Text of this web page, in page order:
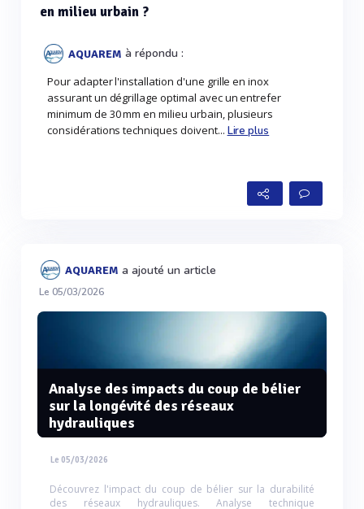
en milieu urbain ?
AQUAREM à répondu :
Pour adapter l'installation d'une grille en inox
assurant un dégrillage optimal avec un entrefer
minimum de 30 mm en milieu urbain, plusieurs
considérations techniques doivent... Lire plus
AQUAREM a ajouté un article
Le 05/03/2026
Analyse des impacts du coup de bélier
sur la longévité des réseaux
hydrauliques
Le 05/03/2026
Découvrez l'impact du coup de bélier sur la durabilité
des réseaux hydrauliques. Analyse technique